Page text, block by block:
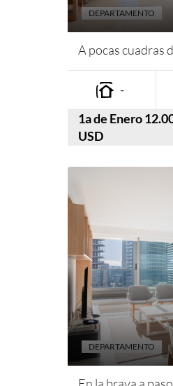
A pocas cuadras
-
DEPARTAMENTO
1a de Enero
USD
En la brava a
DEPARTAMENTO